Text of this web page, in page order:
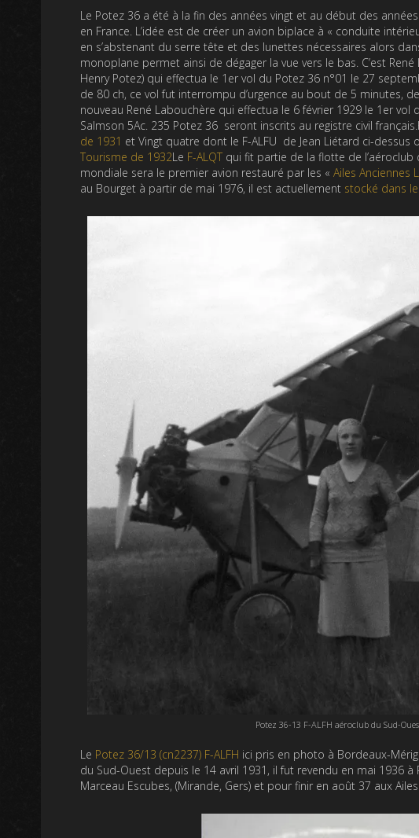
Le Potez 36 a été à la fin des années vingt et au début des
en France. L’idée est de créer un avion biplace à « conduite
en s’abstenant du serre tête et des lunettes nécessaires alors
monoplane permet ainsi de dégager la vue vers le bas. C’est
Henry Potez) qui effectua le 1er vol du Potez 36 n°01 le 27
de 80 ch, ce vol fut interrompu d’urgence au bout de 5 minutes,
nouveau René Labouchère qui effectua le 6 février 1929 le 1er
Salmson 5Ac. 235 Potez 36 seront inscrits au registre civil
de 1931 et Vingt quatre dont le F-ALFU de Jean Liétard ci-dessus
Tourisme de 1932Le F-ALQTqui fit partie de la flotte de l’aéroclub
mondiale sera le premier avion restauré par les « Ailes Anciennes
au Bourget à partir de mai 1976, il est actuellement stocké dans
Potez 36-13 F-ALFH aéroclub du Sud-
Le Potez 36/13 (cn2237) F-ALFH ici pris en photo à Bordeaux-
du Sud-Ouest depuis le 14 avril 1931, il fut revendu en mai 1936
Marceau Escubes, (Mirande, Gers) et pour finir en août 37 aux